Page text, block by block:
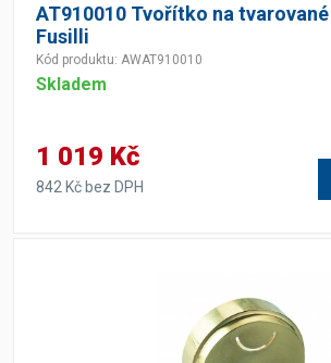
AT910010 Tvořítko na
Fusilli
Kód produktu: AWAT910010
Skladem
1 019 Kč
842 Kč bez DPH